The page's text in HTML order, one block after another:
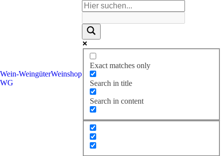
Wein-
WG
WeingüterWeinshop
Exact matches only
Search in title
Search in content